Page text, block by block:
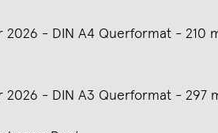
2026 - DIN A4 Querformat - 210
2026 - DIN A3 Querformat - 297